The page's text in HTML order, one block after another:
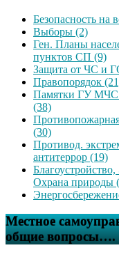
Безопасность на
Выборы (2)
Ген. Планы
пунктов СП (9)
Защита от ЧС и
Правопорядок
Памятки ГУ МЧС
(38)
(30)
Противод.
антитеррор (19)
Охрана природы
Местное
общие вопросы….